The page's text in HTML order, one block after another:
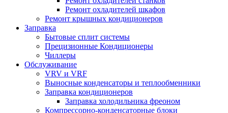
Ремонт охладителей шкафов
Ремонт крышных кондиционеров
Заправка
Бытовые сплит системы
Прецизионные Кондиционеры
Чиллеры
Обслуживание
VRV и VRF
Выносные конденсаторы и теплообменники
Заправка кондиционеров
Заправка холодильника фреоном
Компрессорно-конденсаторные блоки